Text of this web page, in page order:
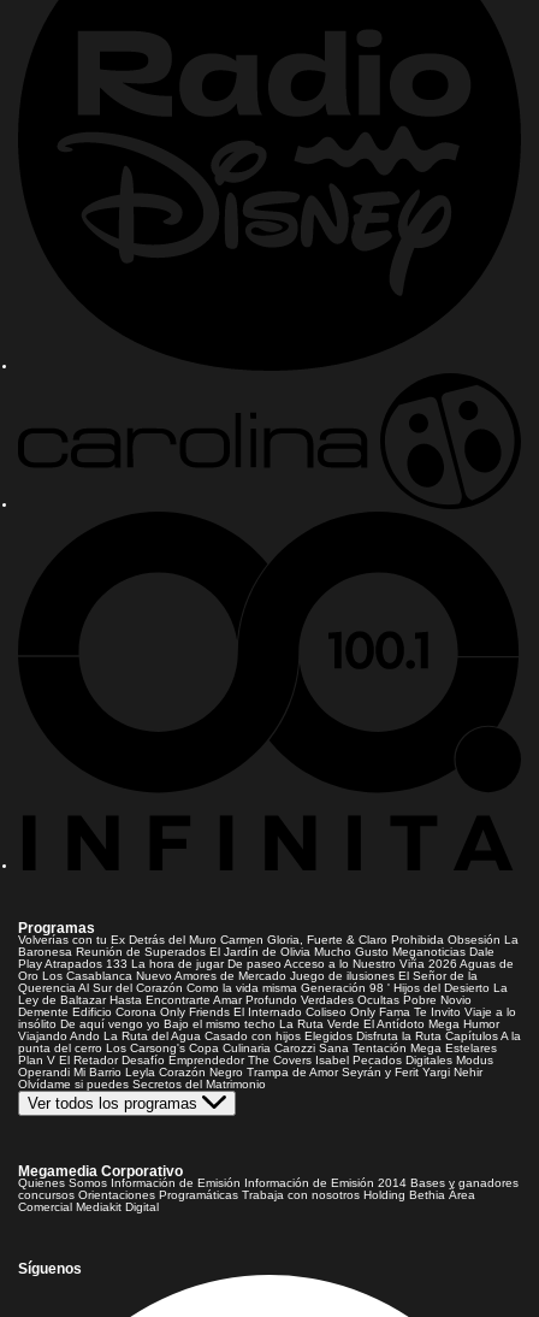
Programas
Volverías con tu Ex Detrás del Muro Carmen Gloria, Fuerte & Claro Prohibida Obsesión La
Baronesa Reunión de Superados El Jardín de Olivia Mucho Gusto Meganoticias Dale
PlayAtrapados 133 La hora de jugar De paseoAcceso a lo Nuestro Viña 2026 Aguas de
Oro Los Casablanca Nuevo Amores de Mercado Juego de ilusiones El Señor de la
Querencia Al Sur del Corazón Como la vida misma Generación 98 ' Hijos del Desierto La
Ley de Baltazar Hasta Encontrarte Amar Profundo Verdades Ocultas Pobre Novio
Demente Edificio Corona Only Friends El Internado Coliseo Only Fama Te Invito Viaje a lo
insólito De aquí vengo yo Bajo el mismo techo La Ruta Verde El Antídoto Mega Humor
Viajando Ando La Ruta del Agua Casado con hijos Elegidos Disfruta la Ruta CapítulosA la
punta del cerro Los Carsong's Copa Culinaria Carozzi Sana Tentación Mega Estelares
Plan V El Retador Desafío Emprendedor The Covers Isabel Pecados Digitales Modus
Operandi Mi Barrio Leyla Corazón Negro Trampa de Amor Seyrán y Ferit Yargi Nehir
Olvídame si puedes Secretos del Matrimonio
Ver todos los programas
Megamedia Corporativo
Quienes Somos Información de Emisión Información de Emisión 2014 Bases y ganadores
concursos Orientaciones Programáticas Trabaja con nosotros Holding Bethia Área
Comercial Mediakit Digital
Síguenos